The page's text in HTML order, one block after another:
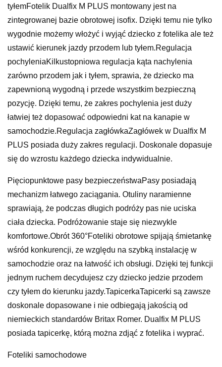
tyłemFotelik Dualfix M PLUS montowany jest na
zintegrowanej bazie obrotowej isofix. Dzięki temu nie tylko
wygodnie możemy włożyć i wyjąć dziecko z fotelika ale też
ustawić kierunek jazdy przodem lub tyłem.Regulacja
pochyleniaKilkustopniowa regulacja kąta nachylenia
zarówno przodem jak i tyłem, sprawia, że dziecko ma
zapewnioną wygodną i przede wszystkim bezpieczną
pozycję. Dzięki temu, że zakres pochylenia jest duży
łatwiej też dopasować odpowiedni kat na kanapie w
samochodzie.Regulacja zagłówkaZagłówek w Dualfix M
PLUS posiada duży zakres regulacji. Doskonale dopasuje
się do wzrostu każdego dziecka indywidualnie.
Pięciopunktowe pasy bezpieczeństwaPasy posiadają
mechanizm łatwego zaciągania. Otuliny naramienne
sprawiają, że podczas długich podróży pas nie uciska
ciała dziecka. Podróżowanie staje się niezwykle
komfortowe.Obrót 360°Foteliki obrotowe spijają śmietankę
wśród konkurencji, ze względu na szybką instalację w
samochodzie oraz na łatwość ich obsługi. Dzięki tej funkcji
jednym ruchem decydujesz czy dziecko jedzie przodem
czy tyłem do kierunku jazdy.TapicerkaTapicerki są zawsze
doskonale dopasowane i nie odbiegają jakością od
niemieckich standardów Britax Romer. Dualfix M PLUS
posiada tapicerkę, którą można zdjąć z fotelika i wyprać.
Foteliki samochodowe